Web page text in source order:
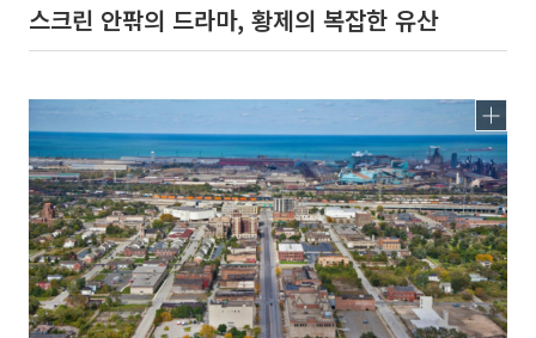
스크린 안팎의 드라마, 황제의 복잡한 유산